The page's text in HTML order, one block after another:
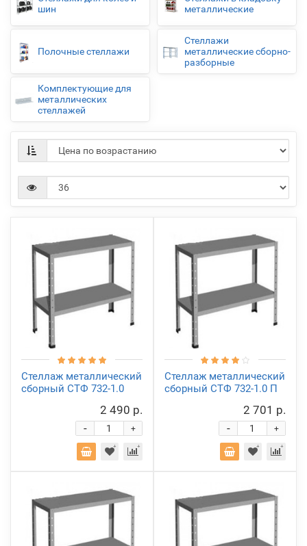
шин
металлические
Полочные стеллажи
Стеллажи
металлические сборно-
разборные
Комплектующие для
металлических
стеллажей
Стеллаж металлический
сборный СТФ 732-1.0
2 490 р.
+
-
Стеллаж металлический
сборный СТФ 732-1.0 П
2 701 р.
+
-